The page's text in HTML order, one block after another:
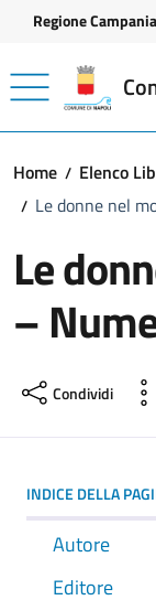
Vai ai contenuti
Vai al footer
Regione Campania
Home
Elenco
Le donne nel
Le
–
Condividi
INDICE DELLA
Autore
Editore